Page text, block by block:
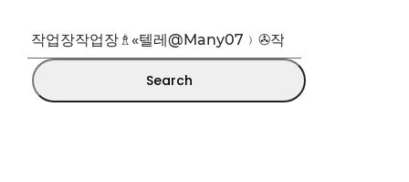
Buscar